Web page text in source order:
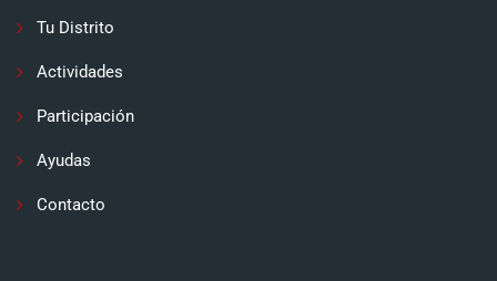
Tu Distrito
Actividades
Participación
Ayudas
Contacto